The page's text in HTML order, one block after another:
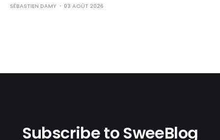
SÉBASTIEN DAMY 03 AOÛT 2026
Subscribe to SweeBlog